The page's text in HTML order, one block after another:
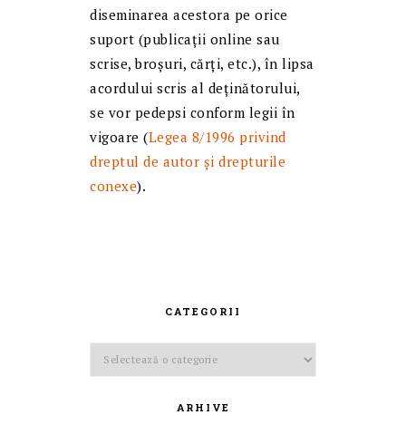
diseminarea acestora pe orice
suport (publicații online sau
scrise, broșuri, cărți, etc.), în lipsa
acordului scris al deținătorului,
se vor pedepsi conform legii în
vigoare (Legea 8/1996 privind
dreptul de autor și drepturile
conexe).
CATEGORII
Categorii
ARHIVE